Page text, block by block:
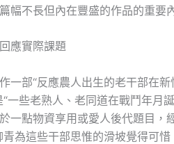
幅不長但內在豐盛的作品的重要
應實際課題
一部“反應農人出生的老干部在
一些老熟人、老同道在戰鬥年月
一點物資享用或愛人後代題目，
為這些干部思惟的滑坡覺得可